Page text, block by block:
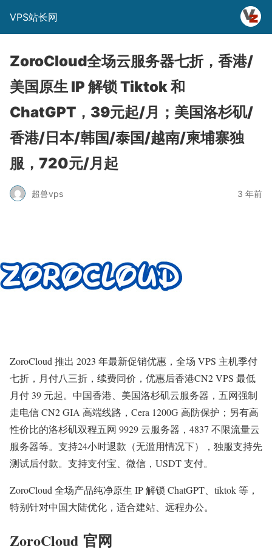
VPS站长网
ZoroCloud全场云服务器七折，香港/
美国原生 IP 解锁 Tiktok 和
ChatGPT，39元起/月；美国洛杉矶/
香港/日本/韩国/泰国/越南/柬埔寨独
服，720元/月起
超兽vps 3 年前
ZoroCloud 推出 2023 年最新促销优惠，全场 VPS 主机季付
七折，月付八三折，续费同价，优惠后香港CN2 VPS 最低
月付 39 元起。中国香港、美国洛杉矶云服务器，五网强制
走电信 CN2 GIA 高端线路，Cera 1200G 高防保护；另有高
性价比的洛杉矶双程五网 9929 云服务器，4837 不限流量云
服务器等。支持24小时退款（无滥用情况下），独服支持先
测试后付款。支持支付宝、微信，USDT 支付。
ZoroCloud 全场产品纯净原生 IP 解锁 ChatGPT、tiktok 等，
特别针对中国大陆优化，适合建站、远程办公。
ZoroCloud 官网